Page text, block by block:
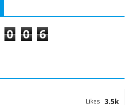
0 0 6
3.5k
Likes